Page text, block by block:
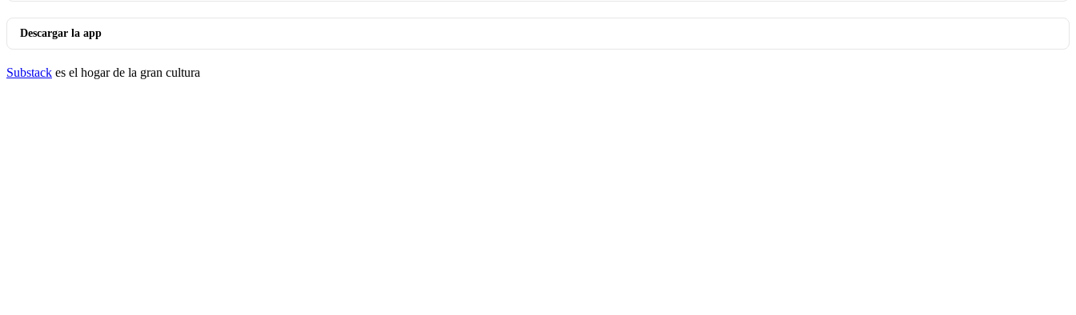
Descargar la app
Substack es el hogar de la gran cultura